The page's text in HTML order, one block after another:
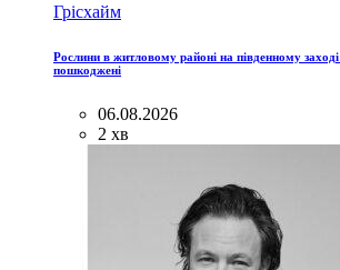
Грісхайм
Рослини в житловому районі на південному
пошкоджені
06.08.2026
2 хв